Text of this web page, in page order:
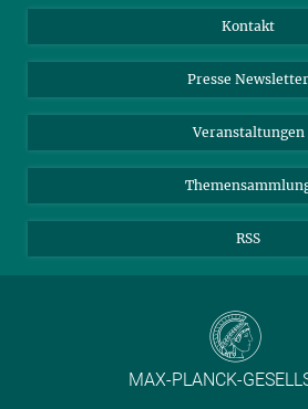
TikTok
Instagram
YouTube
Kontakt
Presse Newsletter
Veranstaltungen
RSS
MAX-PLANCK-